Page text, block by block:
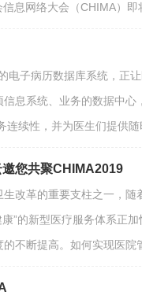
信息网络大会（CHIMA
子病历数据库系统，正
息系统、业务的数据中
续性，并为医生们提供
您共聚CHIMA2019
改革的重要支柱之一，
”的新型医疗服务体系正
不断提高。如何实现医